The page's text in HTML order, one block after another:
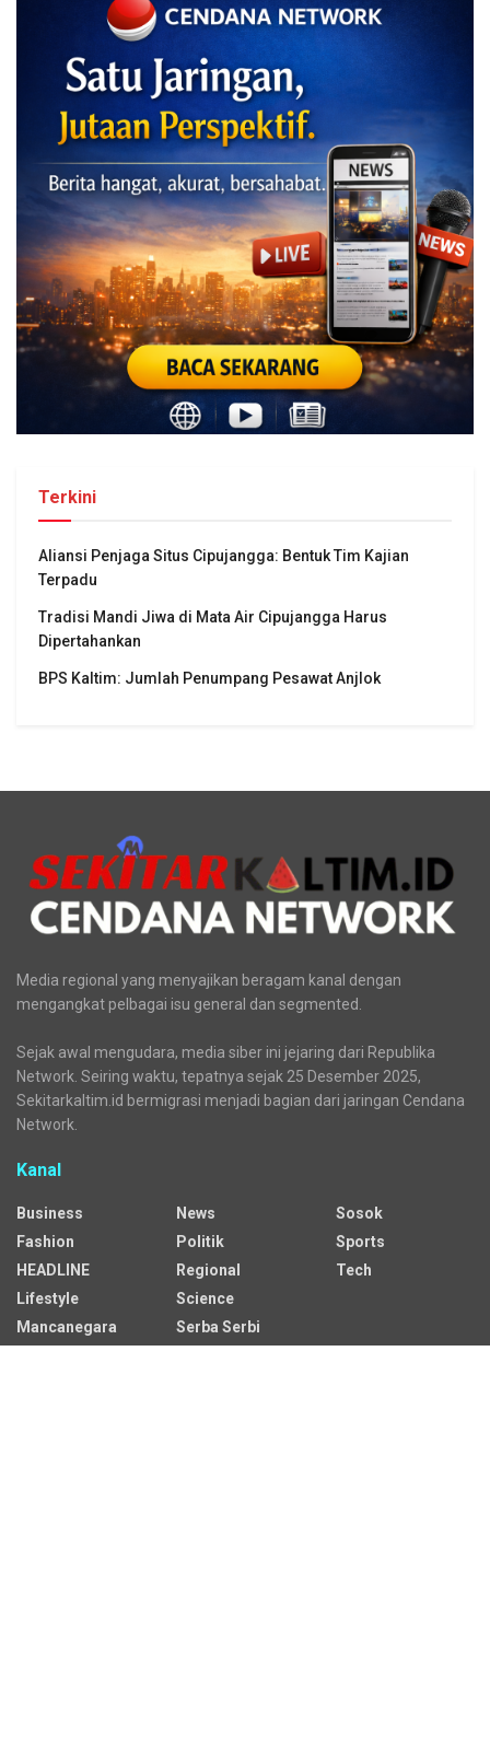
Terkini
Aliansi Penjaga Situs Cipujangga: Bentuk Tim Kajian
Terpadu
Tradisi Mandi Jiwa di Mata Air Cipujangga Harus
Dipertahankan
BPS Kaltim: Jumlah Penumpang Pesawat Anjlok
Media regional yang menyajikan beragam kanal dengan
mengangkat pelbagai isu general dan segmented.
Sejak awal mengudara, media siber ini jejaring dari Republika
Network. Seiring waktu, tepatnya sejak 25 Desember 2025,
Sekitarkaltim.id bermigrasi menjadi bagian dari jaringan Cendana
Network.
Kanal
Business
Fashion
HEADLINE
Lifestyle
Mancanegara
News
Politik
Regional
Science
Serba Serbi
Sosok
Sports
Tech